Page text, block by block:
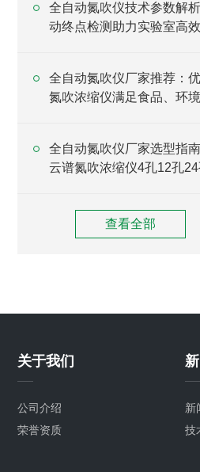
全自动氮吹仪技术参数解
动终点检测助力实验室高
全自动氮吹仪厂家推荐：
氮吹浓缩仪满足食品、环
全自动氮吹仪厂家选型指
云谱氮吹浓缩仪4孔12孔24
查看全部
关于我们
公司介绍
荣誉资质
新
技